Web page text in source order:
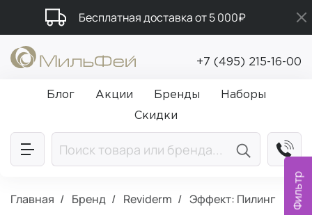
Фильтр
Бесплатная доставка от 5 000₽
Промокод ПРИВЕТ
Подарки в каждый заказ от 5 000₽
+7 (495) 215-16-00
Блог Акции Бренды
Наборы
Скидки
Главная Бренд Reviderm Эффект: Пилинг